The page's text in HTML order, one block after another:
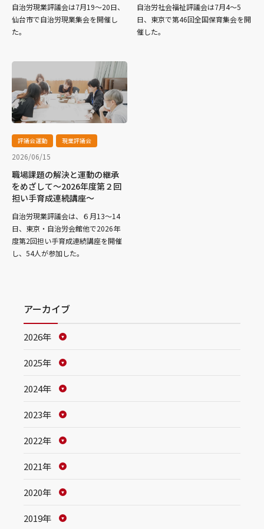
自治労現業評議会は7月19～20日、
仙台市で自治労現業集会を開催し
た。
自治労社会福祉評議会は7月4～5
日、東京で第46回全国保育集会を開
催した。
評議会運動 現業評議会
2026/06/15
職場課題の解決と運動の継承
をめざして～2026年度第２回
担い手育成連続講座～
自治労現業評議会は、６月13～14
日、東京・自治労会館他で2026年
度第2回担い手育成連続講座を開催
し、54人が参加した。
アーカイブ
2026年
2025年
2024年
2023年
2022年
2021年
2020年
2019年